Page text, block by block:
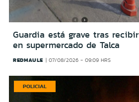
Guardia está grave tras
en supermercado de Talca
REDMAULE 07/08/2026 - 09:09 HRS
POLICIAL